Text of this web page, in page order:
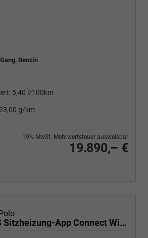
Benzin
5,40 l/100km
g/km
19.890,– €
19% MwSt. Mehrwertsteuer ausweisbar
drucken
Yes 1.0 80 PS Sitzheizung-App Connect Wireless-Einparkhilfe-Klima-Sofort